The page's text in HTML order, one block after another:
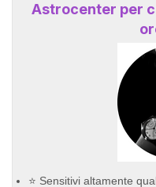
Astrocenter per
⭐ Sensitivi altamente